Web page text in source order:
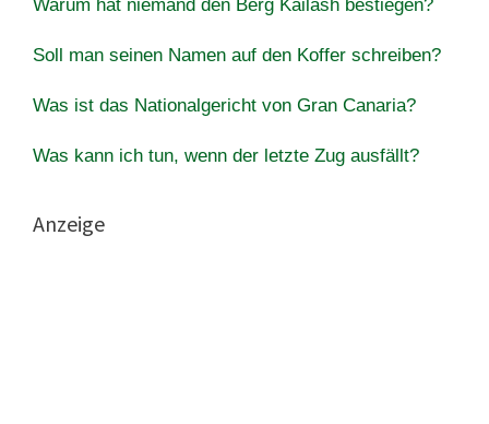
Warum hat niemand den Berg Kailash bestiegen?
Soll man seinen Namen auf den Koffer schreiben?
Was ist das Nationalgericht von Gran Canaria?
Was kann ich tun, wenn der letzte Zug ausfällt?
Anzeige